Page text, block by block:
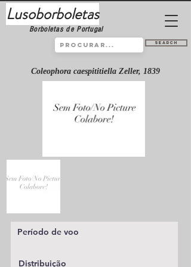
Lusoborboletas
Borboletas de Portugal
Search
Coleophora caespititiella Zeller, 1839
Período de voo
Distribuição